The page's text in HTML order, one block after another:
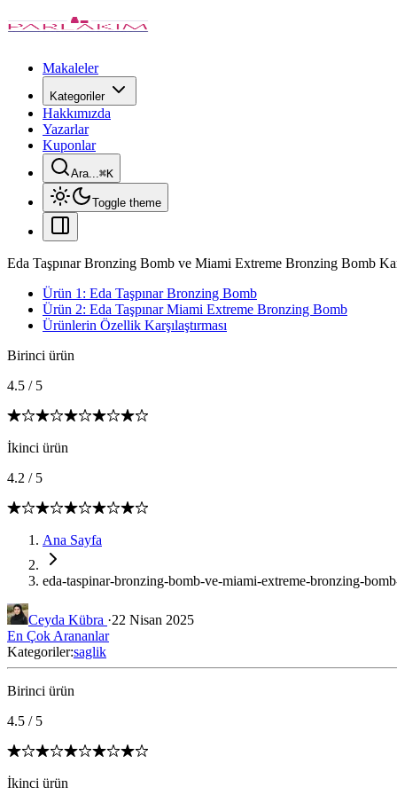
Makaleler
Kategoriler
Hakkımızda
Yazarlar
Kuponlar
Ara...⌘K
Toggle theme
Eda Taşpınar Bronzing Bomb ve Miami Extreme Bronzing Bomb
Ürün 1: Eda Taşpınar Bronzing Bomb
Ürün 2: Eda Taşpınar Miami Extreme Bronzing Bomb
Ürünlerin Özellik Karşılaştırması
Birinci ürün
4.5 / 5
İkinci ürün
4.2 / 5
Ana Sayfa
eda-taspinar-bronzing-bomb-ve-miami-extreme-bronzing-
Ceyda Kübra ·22 Nisan 2025
En Çok Arananlar
Kategoriler:saglik
Birinci ürün
4.5 / 5
İkinci ürün